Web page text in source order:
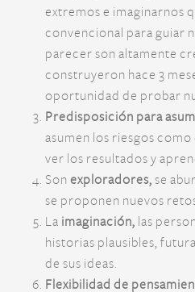
extremos e imaginarnos
convencional para guiar
parecer son altamente
construyeron hace 3
oportunidad de probar
Predisposición para
asumen los riesgos
ver los resultados y
Son exploradores, se
se proponen nuevos
La imaginación, las
historias plausibles,
de sus ideas.
Flexibilidad de